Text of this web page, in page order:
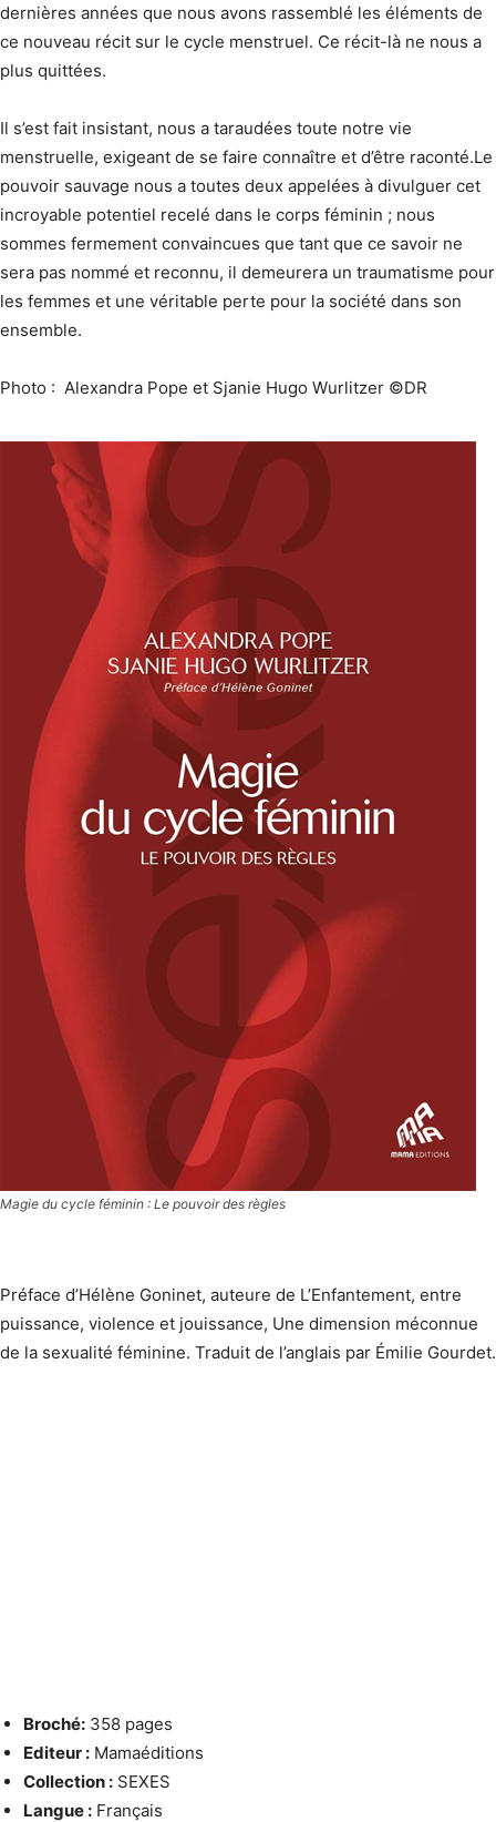
dernières années que nous avons rassemblé les éléments de
ce nouveau récit sur le cycle menstruel. Ce récit-là ne nous a
plus quittées.
Il s’est fait insistant, nous a taraudées toute notre vie
menstruelle, exigeant de se faire connaître et d’être raconté.Le
pouvoir sauvage nous a toutes deux appelées à divulguer cet
incroyable potentiel recelé dans le corps féminin ; nous
sommes fermement convaincues que tant que ce savoir ne
sera pas nommé et reconnu, il demeurera un traumatisme pour
les femmes et une véritable perte pour la société dans son
ensemble.
Photo : Alexandra Pope et Sjanie Hugo Wurlitzer ©DR
Magie du cycle féminin : Le pouvoir des règles
Préface d’Hélène Goninet, auteure de L’Enfantement, entre
puissance, violence et jouissance, Une dimension méconnue
de la sexualité féminine. Traduit de l’anglais par Émilie Gourdet.
Broché: 358 pages
Editeur : Mamaéditions
Collection : SEXES
Langue : Français